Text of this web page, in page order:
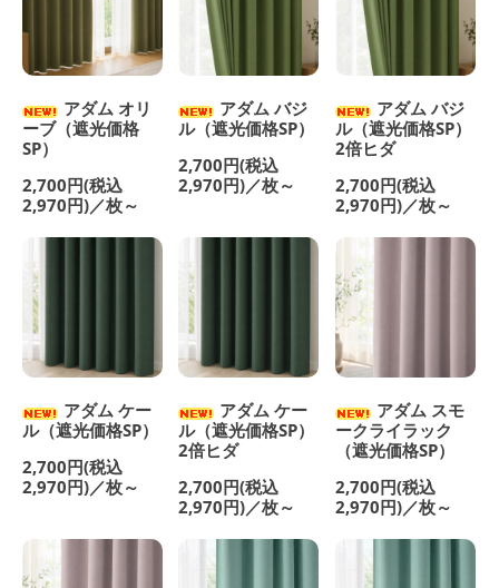
アダム オリ
ーブ（遮光価格
SP）
2,700円(税込
2,970円)／枚～
アダム バジ
ル（遮光価格SP）
2,700円(税込
2,970円)／枚～
アダム バジ
ル（遮光価格SP）
2倍ヒダ
2,700円(税込
2,970円)／枚～
アダム ケー
ル（遮光価格SP）
2,700円(税込
2,970円)／枚～
アダム ケー
ル（遮光価格SP）
2倍ヒダ
2,700円(税込
2,970円)／枚～
アダム スモ
ークライラック
（遮光価格SP）
2,700円(税込
2,970円)／枚～